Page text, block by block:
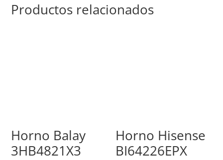
Productos relacionados
Horno Balay
3HB4821X3
Horno Hisense
BI64226EPX